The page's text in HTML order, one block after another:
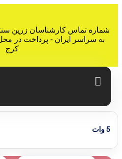
به سراسر ایران - پرداخت در
کرج
5 وات